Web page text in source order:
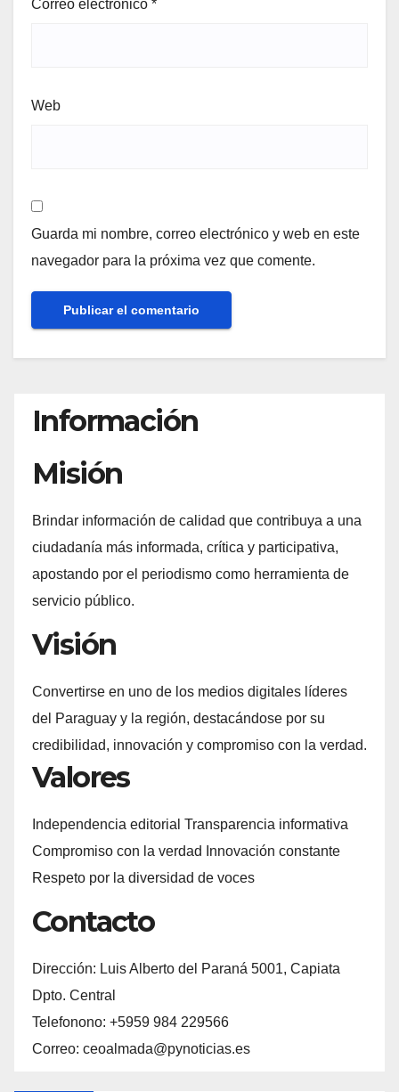
Correo electrónico *
Web
Guarda mi nombre, correo electrónico y web en este
navegador para la próxima vez que comente.
Información
Misión
Brindar información de calidad que contribuya a una
ciudadanía más informada, crítica y participativa,
apostando por el periodismo como herramienta de
servicio público.
Visión
Convertirse en uno de los medios digitales líderes
del Paraguay y la región, destacándose por su
credibilidad, innovación y compromiso con la verdad.
Valores
Independencia editorial Transparencia informativa
Compromiso con la verdad Innovación constante
Respeto por la diversidad de voces
Contacto
Dirección: Luis Alberto del Paraná 5001, Capiata
Dpto. Central
Telefonono: +5959 984 229566
Correo: ceoalmada@pynoticias.es